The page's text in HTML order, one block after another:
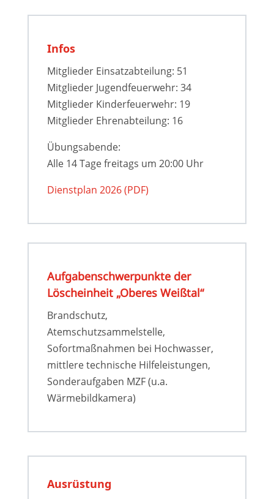
Infos
Mitglieder Einsatzabteilung: 51
Mitglieder Jugendfeuerwehr: 34
Mitglieder Kinderfeuerwehr: 19
Mitglieder Ehrenabteilung: 16
Übungsabende:
Alle 14 Tage freitags um 20:00 Uhr
Dienstplan 2026 (PDF)
Aufgaben­­schwer­­punkte der
Löscheinheit „Oberes Weißtal“
Brandschutz,
Atemschutzsammelstelle,
Sofortmaßnahmen bei Hochwasser,
mittlere technische Hilfeleistungen,
Sonderaufgaben MZF (u.a.
Wärmebildkamera)
Ausrüstung